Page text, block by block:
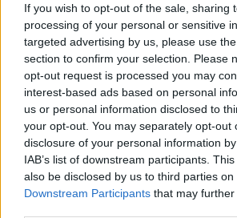
If you wish to opt-out of the sale, sharing
processing of your personal or sensitive
targeted advertising by us, please use
section to confirm your selection. Please
opt-out request is processed you may
interest-based ads based on personal
us or personal information disclosed to
your opt-out. You may separately opt-out
disclosure of your personal information
IAB’s list of downstream participants.
also be disclosed by us to third parties on
Downstream Participants that may